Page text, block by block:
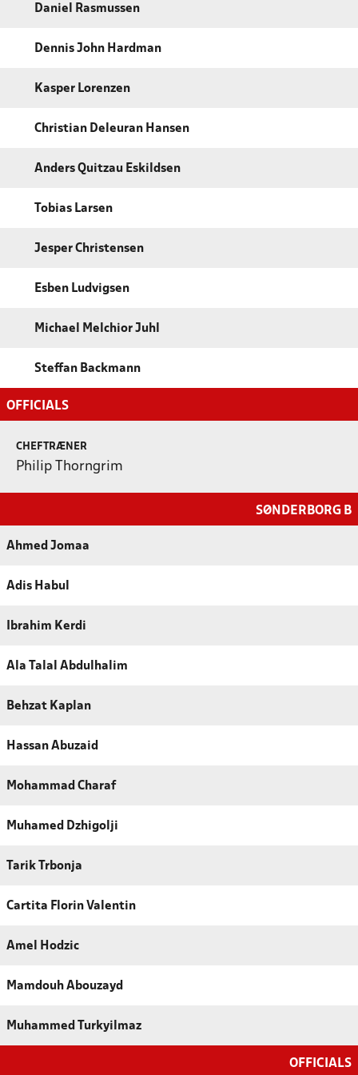
Daniel Rasmussen
Dennis John Hardman
Kasper Lorenzen
Christian Deleuran Hansen
Anders Quitzau Eskildsen
Tobias Larsen
Jesper Christensen
Esben Ludvigsen
Michael Melchior Juhl
Steffan Backmann
OFFICIALS
CHEFTRÆNER
Philip Thorngrim
SØNDERBORG B
Ahmed Jomaa
Adis Habul
Ibrahim Kerdi
Ala Talal Abdulhalim
Behzat Kaplan
Hassan Abuzaid
Mohammad Charaf
Muhamed Dzhigolji
Tarik Trbonja
Cartita Florin Valentin
Amel Hodzic
Mamdouh Abouzayd
Muhammed Turkyilmaz
OFFICIALS